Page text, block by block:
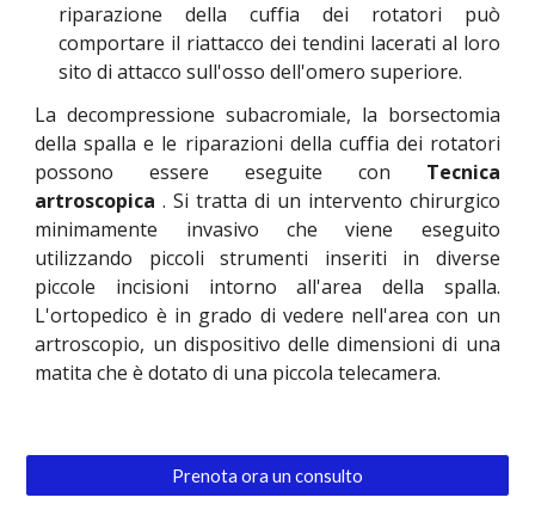
riparazione della cuffia dei rotatori può
comportare il riattacco dei tendini lacerati al loro
sito di attacco sull'osso dell'omero superiore.
La decompressione subacromiale, la borsectomia
della spalla e le riparazioni della cuffia dei rotatori
possono essere eseguite con Tecnica
artroscopica . Si tratta di un intervento chirurgico
minimamente invasivo che viene eseguito
utilizzando piccoli strumenti inseriti in diverse
piccole incisioni intorno all'area della spalla.
L'ortopedico è in grado di vedere nell'area con un
artroscopio, un dispositivo delle dimensioni di una
matita che è dotato di una piccola telecamera.
Prenota ora un consulto